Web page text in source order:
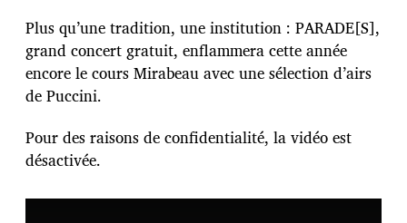
i
c
a
t
i
n
Plus qu’une tradition, une institution : PARADE[S],
grand concert gratuit, enflammera cette année
encore le cours Mirabeau avec une sélection d’airs
de Puccini.
Pour des raisons de confidentialité, la vidéo est
désactivée.